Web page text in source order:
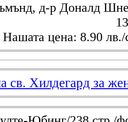
д-р Доналд
Нашата цена: 8.90 лв./
св. Хилдегард за